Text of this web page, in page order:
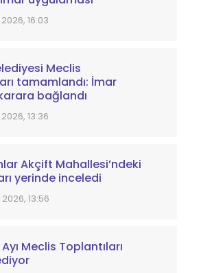
16:03
Meclis
tamamlandı: İmar
bağlandı
13:36
Akçift Mahallesi’ndeki
yerinde inceledi
13:56
Meclis Toplantıları